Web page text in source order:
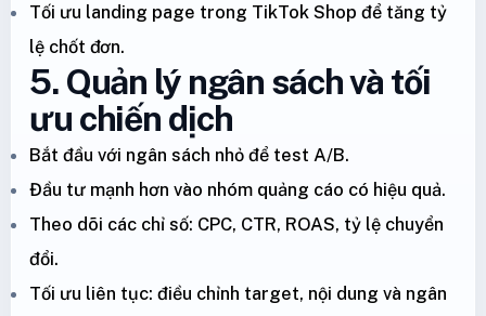
Tối ưu landing page trong TikTok Shop để tăng tỷ
lệ chốt đơn.
5. Quản lý ngân sách và tối
ưu chiến dịch
Bắt đầu với ngân sách nhỏ để test A/B.
Đầu tư mạnh hơn vào nhóm quảng cáo có hiệu quả.
Theo dõi các chỉ số: CPC, CTR, ROAS, tỷ lệ chuyển
đổi.
Tối ưu liên tục: điều chỉnh target, nội dung và ngân